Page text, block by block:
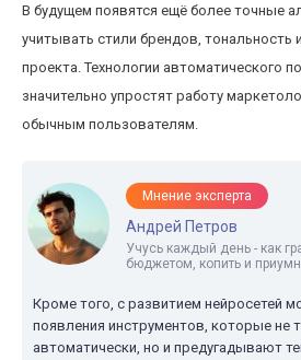
В будущем появятся ещё более точные
учитывать стили брендов, тональность
проекта. Технологии автоматического
значительно упростят работу
обычным пользователям.
Мнение эксперта
Андрей Петров
Учусь каждый день - как
бюджетом, копить и
Кроме того, с развитием нейросетей
появления инструментов, которые не
автоматически, но и предугадывают